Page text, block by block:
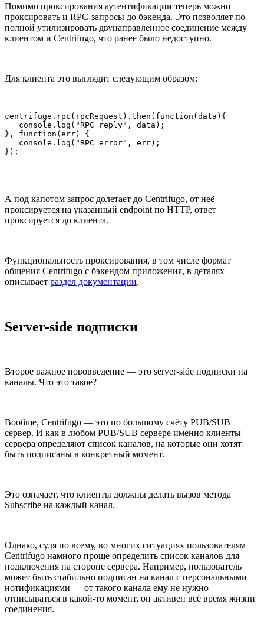
Помимо проксирования аутентификации теперь можно
проксировать и RPC-запросы до бэкенда. Это позволяет по
полной утилизировать двунаправленное соединение между
клиентом и Centrifugo, что ранее было недоступно.
Для клиента это выглядит следующим образом:
centrifuge.rpc(rpcRequest).then(function(data){
   console.log("RPC reply", data);
}, function(err) {
   console.log("RPC error", err);
А под капотом запрос долетает до Centrifugo, от неё
проксируется на указанный endpoint по HTTP, ответ
проксируется до клиента.
Функциональность проксирования, в том числе формат
общения Centrifugo с бэкендом приложения, в деталях
описывает раздел документации.
Server-side подписки
Второе важное нововведение — это server-side подписки на
каналы. Что это такое?
Вообще, Centrifugo — это по большому счёту PUB/SUB
сервер. И как в любом PUB/SUB сервере именно клиенты
сервера определяют список каналов, на которые они хотят
быть подписаны в конкретный момент.
Это означает, что клиенты должны делать вызов метода
Subscribe на каждый канал.
Однако, судя по всему, во многих ситуациях пользователям
Centrifugo намного проще определить список каналов для
подключения на стороне сервера. Например, пользователь
может быть стабильно подписан на канал с персональными
нотификациями — от такого канала ему не нужно
отписываться в какой-то момент, он активен всё время жизни
соединения.